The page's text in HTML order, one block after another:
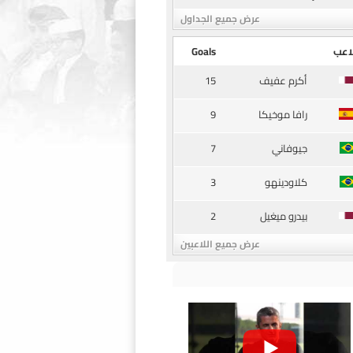
عرض جميع الجداول
Goals
أكرم عفيف
15
رافا موخيكا
9
جيوفاني
7
كلاودينهو
3
بيدرو ميغيل
2
عرض جميع اللاعبين